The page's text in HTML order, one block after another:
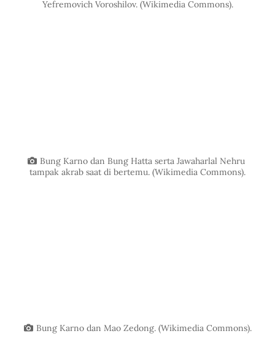
Yefremovich Voroshilov. (Wikimedia Commons).
Bung Karno dan Bung Hatta serta Jawaharlal Nehru
tampak akrab saat di bertemu. (Wikimedia Commons).
Bung Karno dan Mao Zedong. (Wikimedia Commons).